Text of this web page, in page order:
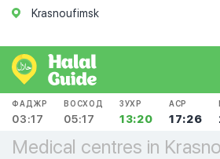
Krasnoufimsk
ФАДЖР
03:17
ВОСХОД
05:17
ЗУХР
13:20
АСР
17:26
Medical centres in